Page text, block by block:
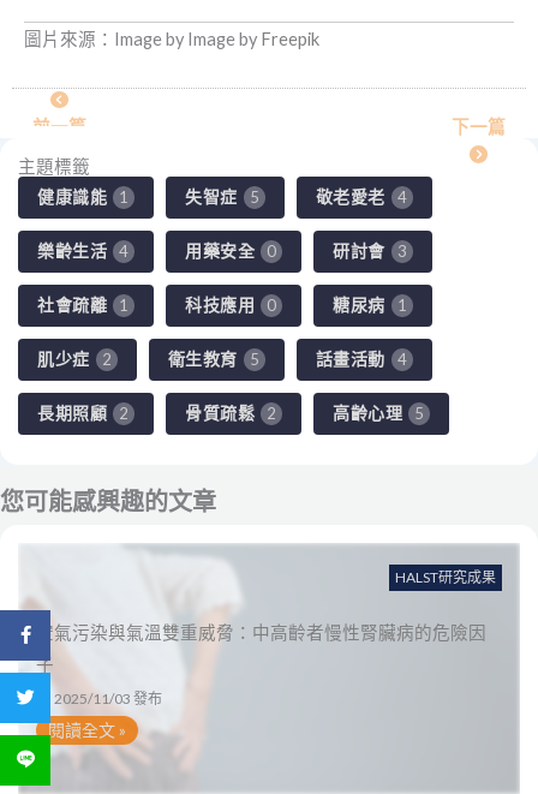
圖片來源：Image by Image by Freepik
分享到 Facebook
分享到 Twitter
分享到 LINE
前一篇
下一篇
主題標籤
健康識能
1 失智症 5 敬老愛老 4
樂齡生活 4 用藥安全 0 研討會 3
社會疏離 1 科技應用 0 糖尿病 1
肌少症 2 衛生教育 5 話畫活動 4
長期照顧 2 骨質疏鬆 2 高齡心理 5
您可能感興趣的文章
HALST研究成果
空氣污染與氣溫雙重威脅：中高齡者慢性腎臟病的危險因
子
2025/11/03 發布
閱讀全文 »